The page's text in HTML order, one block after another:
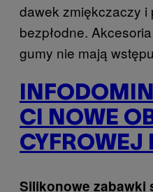
dawek zmiękczaczy i
bezpłodne.
gumy nie mają
CI NOWE
CYFROWEJ
Silikonowe zabawki